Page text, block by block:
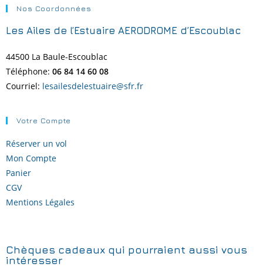
Nos Coordonnées
Les Ailes de l’Estuaire AERODROME d’Escoublac
44500 La Baule-Escoublac
Téléphone: 06 84 14 60 08
Courriel: lesailesdelestuaire@sfr.fr
Votre Compte
Réserver un vol
Mon Compte
Panier
CGV
Mentions Légales
Chèques cadeaux qui pourraient aussi vous
intéresser